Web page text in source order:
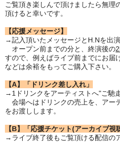
ご覧頂き楽しんで頂けましたら無理
頂けると幸いです。
【応援メッセージ】
→記入頂いたメッセージとH.Nを出演
オープン前までの分と、終演後の
すので、例えばライブ前までにお届
などは余裕をもってご購入下さい。
【A】「ドリンク差し入れ」
→1ドリンクをアーティストへ"ご馳
会場へはドリンクの売上を、アー
をお渡しします。
【B】「応援チケット(アーカイブ視
→ライブ終了後もご覧頂ける配信の